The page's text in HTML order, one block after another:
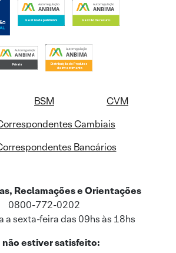
BSM
CVM
Cambiais
Bancários
Reclamações e Orientações
0800-772-0202
a sexta-feira das 09hs às 18hs
não estiver satisfeito: